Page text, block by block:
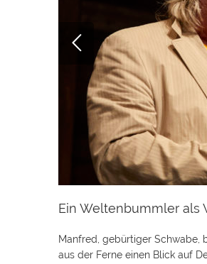
Ein Weltenbummler als
Manfred, gebürtiger Schwabe,
aus der Ferne einen Blick auf